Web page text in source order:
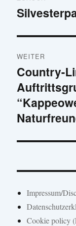
Vorheriger
WEITER
Nächster
Beitrag:
Country-
Impressum/
Cookie policy